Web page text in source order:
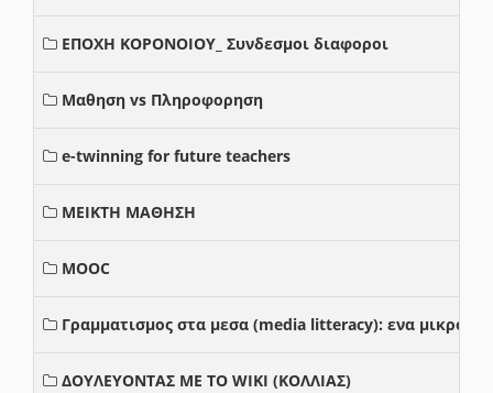
ΕΠΟΧΗ ΚΟΡΟΝΟΙΟΥ_ Συνδεσμοι διαφοροι
Μαθηση vs Πληροφορηση
e-twinning for future teachers
ΜΕΙΚΤΗ ΜΑΘΗΣΗ
MOOC
Γραμματισμος στα μεσα (media litteracy): ενα μικρο
ΔΟΥΛΕΥΟΝΤΑΣ ΜΕ ΤΟ WIKI (ΚΟΛΛΙΑΣ)